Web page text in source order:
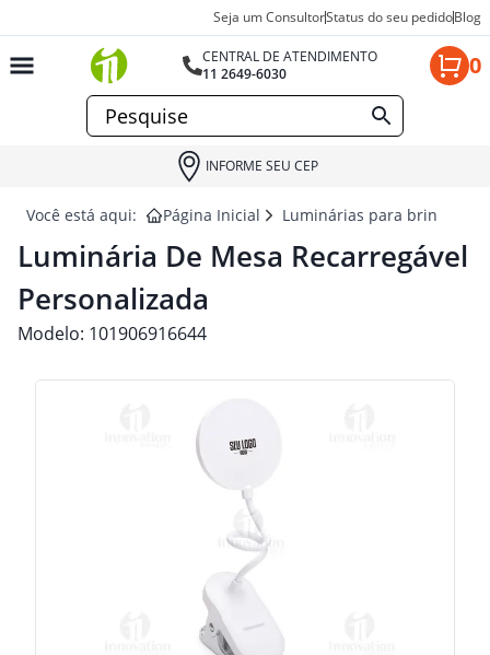
Seja um ConsultorStatus do seu pedidoBlog
CENTRAL DE ATENDIMENTO
11 2649-6030
0
INFORME SEU CEP
Você está aqui: Página Inicial Luminárias para brindes
Luminária De Mesa Recarregável
Personalizada
Modelo: 101906916644